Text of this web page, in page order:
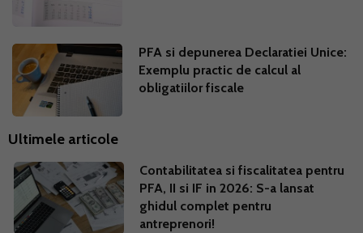
PFA si depunerea Declaratiei Unice:
Exemplu practic de calcul al
obligatiilor fiscale
Ultimele articole
Contabilitatea si fiscalitatea pentru
PFA, II si IF in 2026: S-a lansat
ghidul complet pentru
antreprenori!